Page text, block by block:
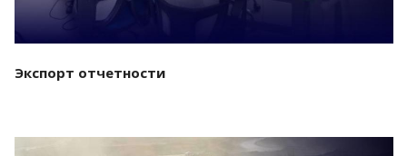
Экспорт отчетности